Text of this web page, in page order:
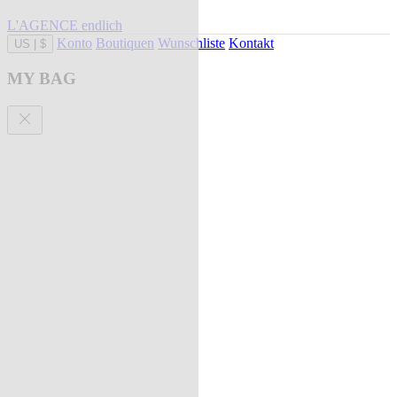
L'AGENCE endlich
US $ Konto Boutiquen Wunschliste Kontakt
MY BAG